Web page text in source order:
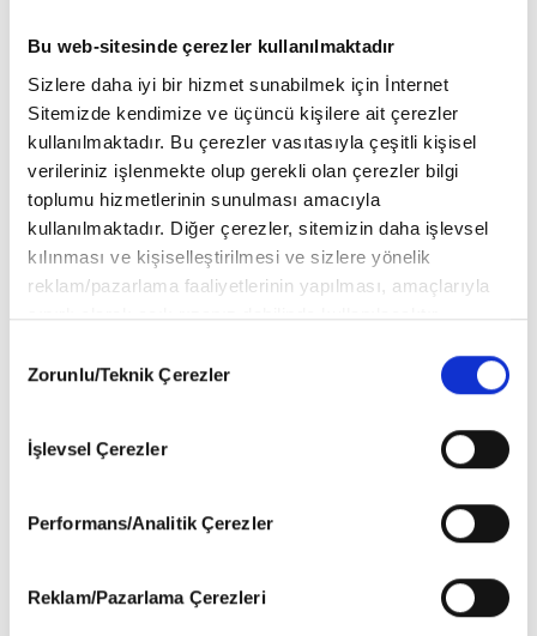
Bu web-sitesinde çerezler kullanılmaktadır
Sizlere daha iyi bir hizmet sunabilmek için İnternet
Sitemizde kendimize ve üçüncü kişilere ait çerezler
kullanılmaktadır. Bu çerezler vasıtasıyla çeşitli kişisel
verileriniz işlenmekte olup gerekli olan çerezler bilgi
toplumu hizmetlerinin sunulması amacıyla
kullanılmaktadır. Diğer çerezler, sitemizin daha işlevsel
kılınması ve kişiselleştirilmesi ve sizlere yönelik
reklam/pazarlama faaliyetlerinin yapılması, amaçlarıyla
sınırlı olarak açık rızanız dahilinde kullanılacaktır.
vasıtasıyla belirleyebilirsiniz. Çerezlere ilişkin detaylı bilgi
Çerez Bilgilendirme
6698 sayılı Kişisel Verilerin Korunması Kanunu uyarınca
okumak ve sitemizi ziyaretiniz kapsamında
gerçekleştirilen veri işleme faaliyetleri ile ilgili daha
Selection
Zorunlu/Teknik Çerezler
İşlevsel Çerezler
Performans/Analitik Çerezler
Reklam/Pazarlama Çerezleri
Golden Globes kırmızı halı şıklığı
halı geçitiyle de geceye damgasını vurdu. Ünlü isimlerin